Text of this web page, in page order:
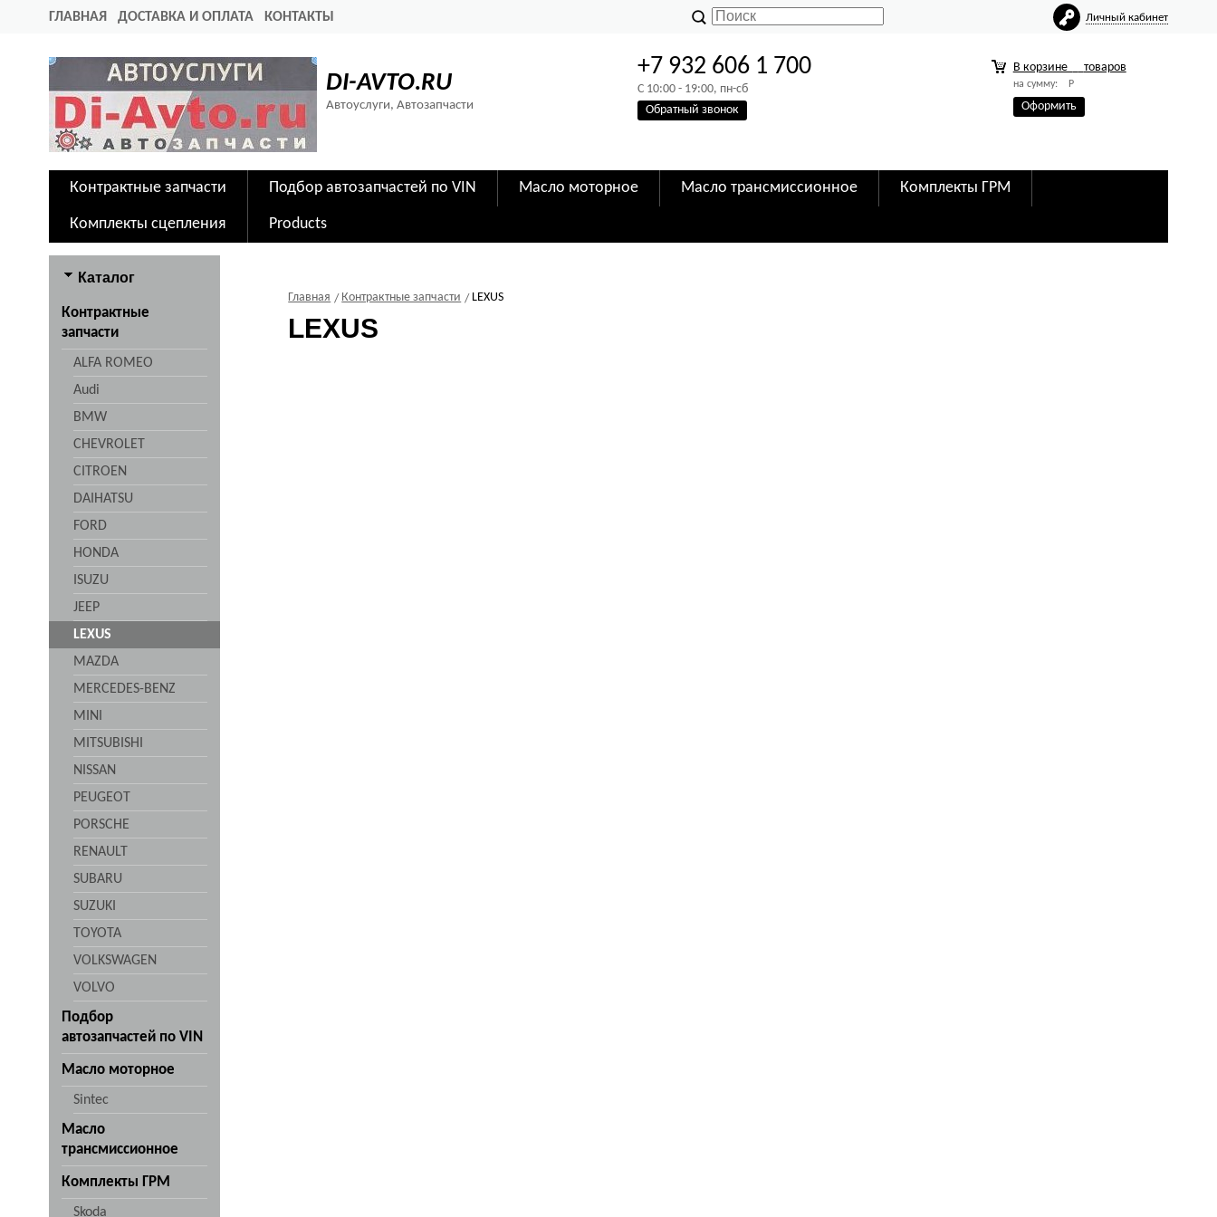
ГЛАВНАЯ ДОСТАВКА И ОПЛАТА КОНТАКТЫ Личный кабинет
DI-AVTO.RU
Автоуслуги, Автозапчасти
+7 932 606 1 700
C 10:00 - 19:00, пн-сб
Обратный звонок
В корзине товаров
на сумму: Р
Оформить
Контрактные запчасти Подбор автозапчастей по VIN Масло моторное Масло трансмиссионное Комплекты ГРМ
Комплекты сцепления Products
Каталог
Контрактные
запчасти
ALFA ROMEO
Audi
BMW
CHEVROLET
CITROEN
DAIHATSU
FORD
HONDA
ISUZU
JEEP
LEXUS
MAZDA
MERCEDES-BENZ
MINI
MITSUBISHI
NISSAN
PEUGEOT
PORSCHE
RENAULT
SUBARU
SUZUKI
TOYOTA
VOLKSWAGEN
VOLVO
Подбор
автозапчастей по VIN
Масло моторное
Sintec
Масло
трансмиссионное
Комплекты ГРМ
Skoda
Главная Контрактные запчасти LEXUS
LEXUS